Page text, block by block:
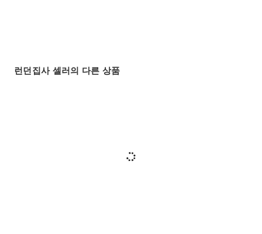
런던집사 셀러의 다른 상품